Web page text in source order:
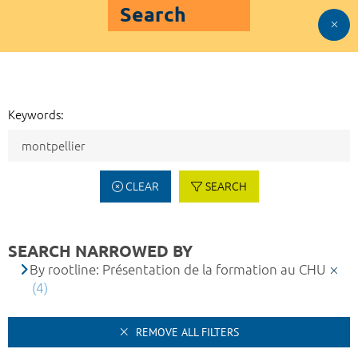
Search
Keywords:
CLEAR SEARCH
SEARCH NARROWED BY
By rootline: Présentation de la formation au CHU
(4)
REMOVE ALL FILTERS